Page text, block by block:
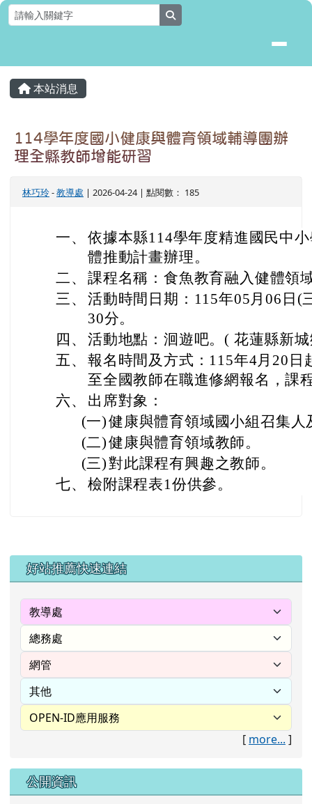
跳至主內容區
花蓮縣壽豐鄉月眉國民小學全球資
主內容區域
本站消息
114學年度國小健康與體育領域輔導團辦
理全縣教師增能研習
林巧玲-教導處 | 2026-04-24 | 點閱數： 185
一、 依據本縣114學年度精進國民中
體推動計畫辦理。
二、 課程名稱：食魚教育融入健體領
三、 活動時間日期：115年05月06日(
30分。
四、 活動地點：洄遊吧。( 花蓮縣新
五、 報名時間及方式：115年4月20日
至全國教師在職進修網報名，課
六、
出席對象：
(一)健康與體育領域國小組召集人
(二)健康與體育領域教師。
(三)對此課程有興趣之教師。
七、 檢附課程表1份供參。
左邊區域內容
好站推薦快速連結
[ more... ]
公開資訊
頁尾區域